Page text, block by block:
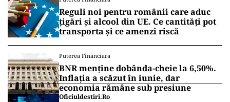
Reguli noi pentru românii care aduc
țigări și alcool din UE. Ce cantități pot
transporta și ce amenzi riscă
Puterea Financiara
BNR menține dobânda-cheie la 6,50%.
Inflația a scăzut în iunie, dar
economia rămâne sub presiune
Oficiuldestiri.ro